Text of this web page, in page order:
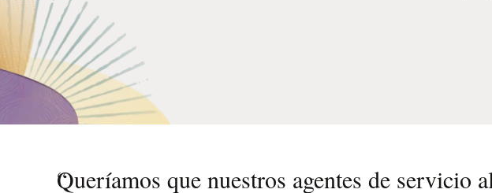
“
Queríamos que nuestros agentes de servicio